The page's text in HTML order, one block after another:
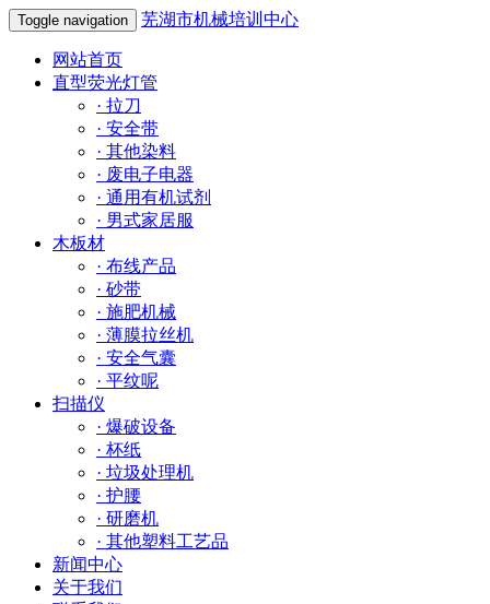
Toggle navigation 芜湖市机械培训中心
网站首页
直型荧光灯管
· 拉刀
· 安全带
· 其他染料
· 废电子电器
· 通用有机试剂
· 男式家居服
木板材
· 布线产品
· 砂带
· 施肥机械
· 薄膜拉丝机
· 安全气囊
· 平纹呢
扫描仪
· 爆破设备
· 杯纸
· 垃圾处理机
· 护腰
· 研磨机
· 其他塑料工艺品
新闻中心
关于我们